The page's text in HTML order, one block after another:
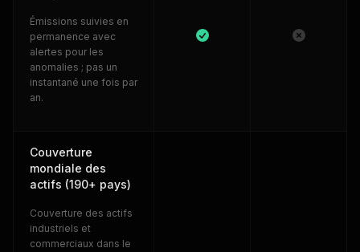
Émissions suivies en
permanence avec
alertes pour les
anomalies ; pas un
instantané une fois par
an.
Couverture
mondiale des
actifs (190+ pays)
Couverture des actifs
industriels et
commerciaux dans le